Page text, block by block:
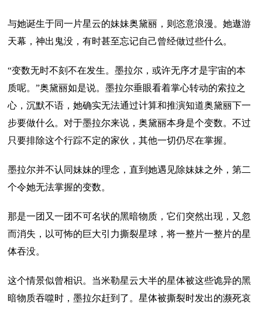
与她诞生于同一片星云的妹妹奥黛丽，则恣意浪漫。她遨游
天幕，神出鬼没，有时甚至忘记自己曾经做过些什么。
“变数无时不刻不在发生。墨拉尔，或许无序才是宇宙的本
质呢。”奥黛丽如是说。墨拉尔垂眼看着掌心转动的索拉之
心，沉默不语，她确实无法通过计算和推演知道奥黛丽下一
步要做什么。对于墨拉尔来说，奥黛丽本身是个变数。不过
只要排除这个行踪不定的家伙，其他一切仍尽在掌握。
墨拉尔并不认同妹妹的理念，直到她遇见除妹妹之外，第二
个令她无法掌握的变数。
那是一团又一团不可名状的黑暗物质，它们突然出现，又忽
而消失，以可怖的巨大引力撕裂星球，将一整片一整片的星
体吞没。
这个情景似曾相识。当米勒星云大半的星体被这些诡异的黑
暗物质吞噬时，墨拉尔赶到了。星体被撕裂时发出的濒死哀